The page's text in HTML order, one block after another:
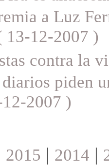
a Luz
13-12-2007 )
contra la
piden
2007 )
2015 | 2014 |